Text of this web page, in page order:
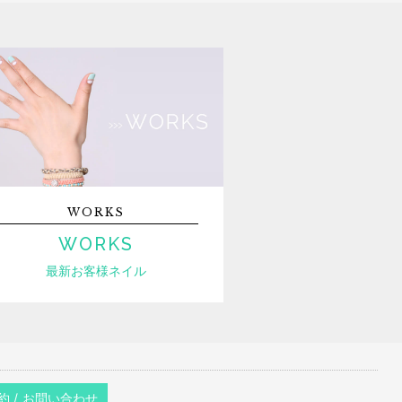
WORKS
WORKS
最新お客様ネイル
/ お問い合わせ